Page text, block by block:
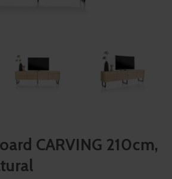
CARVING 210cm,